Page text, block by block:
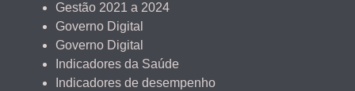
Gestão 2021 a 2024
Governo Digital
Governo Digital
Indicadores da Saúde
Indicadores de desempenho